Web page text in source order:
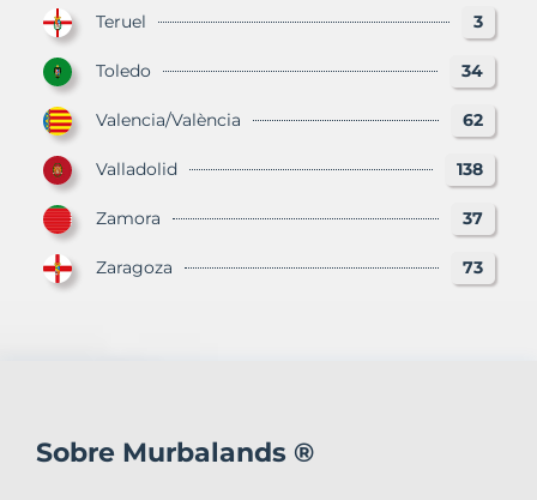
Teruel 3
Toledo 34
Valencia/València 62
Valladolid 138
Zamora 37
Zaragoza 73
Sobre Murbalands ®